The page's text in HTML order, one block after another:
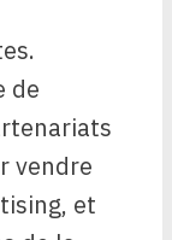
de
vendre
et